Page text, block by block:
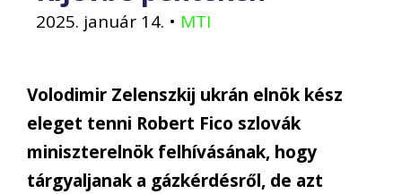
2025. január 14. • MTI
Volodimir Zelenszkij ukrán elnök kész
eleget tenni Robert Fico szlovák
miniszterelnök felhívásának, hogy
tárgyaljanak a gázkérdésről, de azt